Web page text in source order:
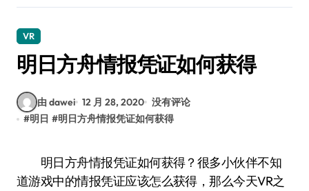
VR
明日方舟情报凭证如何获得
由 dawei 12 月 28, 2020 没有评论
#明日 #明日方舟情报凭证如何获得
明日方舟情报凭证如何获得？很多小伙伴不知
道游戏中的情报凭证应该怎么获得，那么今天VR之